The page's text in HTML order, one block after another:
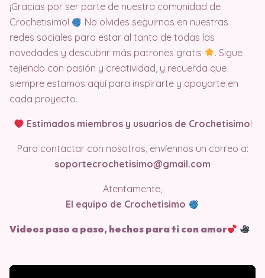
¡Gracias por ser parte de nuestra comunidad de
Crochetisimo!
No olvides seguirnos en nuestras
redes sociales para estar al tanto de todas las
novedades y descubrir más patrones gratis
. Sigue
tejiendo con pasión y creatividad, y recuerda que
siempre estamos aquí para inspirarte y apoyarte en
cada proyecto.
Estimados miembros y usuarios de Crochetisimo!
Para contactar con nosotros, envíennos un correo a:
soportecrochetisimo@gmail.com
Atentamente,
El equipo de Crochetisimo
Videos paso a paso, hechos para ti con amor